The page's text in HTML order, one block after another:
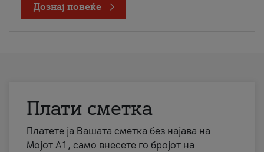
Дознај повеќе
Плати сметка
Платете ја Вашата сметка без најава на
Мојот А1, само внесете го бројот на